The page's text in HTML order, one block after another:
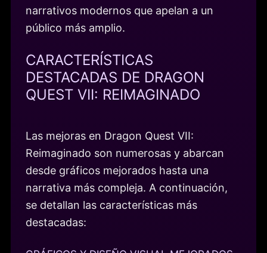
narrativos modernos que apelan a un
público más amplio.
CARACTERÍSTICAS
DESTACADAS DE DRAGON
QUEST VII: REIMAGINADO
Las mejoras en Dragon Quest VII:
Reimaginado son numerosas y abarcan
desde gráficos mejorados hasta una
narrativa más compleja. A continuación,
se detallan las características más
destacadas: